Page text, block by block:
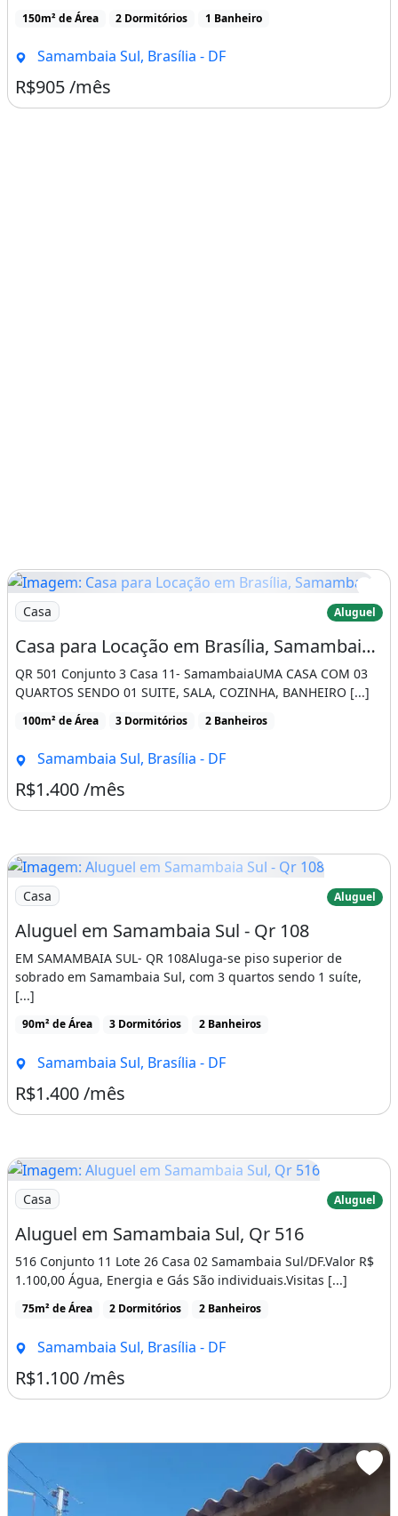
150m² de Área 2 Dormitórios 1 Banheiro
Samambaia Sul, Brasília - DF
R$905 /mês
Imagem: Casa para Locação em Brasília, Samambaia
Casa Aluguel
Casa para Locação em Brasília, Samambaia Sul (Samambaia), 3 Dormitórios, 2 Banheiros
QR 501 Conjunto 3 Casa 11- SamambaiaUMA CASA COM 03
QUARTOS SENDO 01 SUITE, SALA, COZINHA, BANHEIRO [...]
100m² de Área 3 Dormitórios 2 Banheiros
Samambaia Sul, Brasília - DF
R$1.400 /mês
Imagem: Aluguel em Samambaia Sul - Qr 108
Casa Aluguel
Aluguel em Samambaia Sul - Qr 108
EM SAMAMBAIA SUL- QR 108Aluga-se piso superior de
sobrado em Samambaia Sul, com 3 quartos sendo 1 suíte,
[...]
90m² de Área 3 Dormitórios 2 Banheiros
Samambaia Sul, Brasília - DF
R$1.400 /mês
Imagem: Aluguel em Samambaia Sul, Qr 516
Casa Aluguel
Aluguel em Samambaia Sul, Qr 516
516 Conjunto 11 Lote 26 Casa 02 Samambaia Sul/DF.Valor R$
1.100,00 Água, Energia e Gás São individuais.Visitas [...]
75m² de Área 2 Dormitórios 2 Banheiros
Samambaia Sul, Brasília - DF
R$1.100 /mês